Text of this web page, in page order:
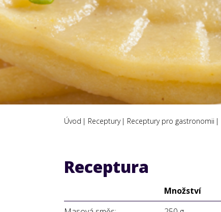
Úvod Receptury Receptury pro gastronomii
Receptura
Množství